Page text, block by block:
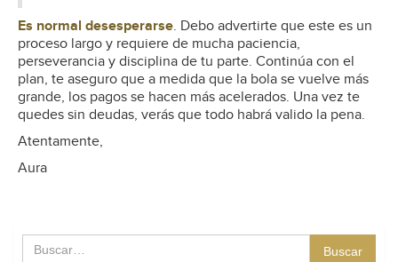
Es normal desesperarse. Debo advertirte que este es un
proceso largo y requiere de mucha paciencia,
perseverancia y disciplina de tu parte. Continúa con el
plan, te aseguro que a medida que la bola se vuelve más
grande, los pagos se hacen más acelerados. Una vez te
quedes sin deudas, verás que todo habrá valido la pena.
Atentamente,
Aura